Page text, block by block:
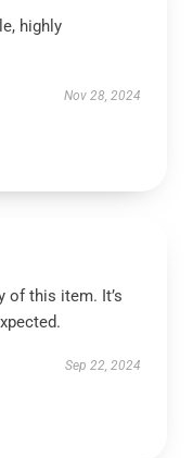
highly
Nov 28, 2024
of this item. It’s
Sep 22, 2024